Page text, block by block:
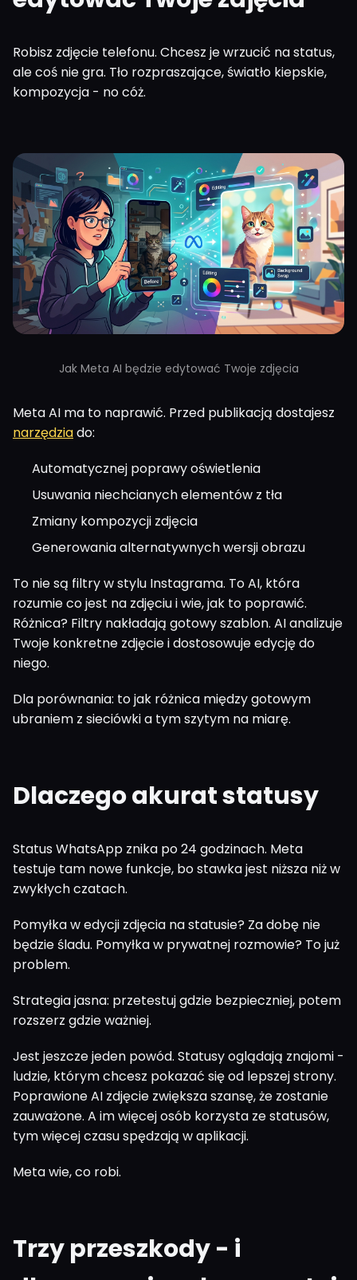
Robisz zdjęcie telefonu. Chcesz je wrzucić na status,
ale coś nie gra. Tło rozpraszające, światło kiepskie,
kompozycja - no cóż.
Jak Meta AI będzie edytować Twoje zdjęcia
Meta AI ma to naprawić. Przed publikacją dostajesz
narzędziado:
Automatycznej poprawy oświetlenia
Usuwania niechcianych elementów z tła
Zmiany kompozycji zdjęcia
Generowania alternatywnych wersji obrazu
To nie są filtry w stylu Instagrama. To AI, która
rozumie co jest na zdjęciu i wie, jak to poprawić.
Różnica? Filtry nakładają gotowy szablon. AI analizuje
Twoje konkretne zdjęcie i dostosowuje edycję do
niego.
Dla porównania: to jak różnica między gotowym
ubraniem z sieciówki a tym szytym na miarę.
Dlaczego akurat statusy
Status WhatsApp znika po 24 godzinach. Meta
testuje tam nowe funkcje, bo stawka jest niższa niż w
zwykłych czatach.
Pomyłka w edycji zdjęcia na statusie? Za dobę nie
będzie śladu. Pomyłka w prywatnej rozmowie? To już
problem.
Strategia jasna: przetestuj gdzie bezpieczniej, potem
rozszerz gdzie ważniej.
Jest jeszcze jeden powód. Statusy oglądają znajomi -
ludzie, którym chcesz pokazać się od lepszej strony.
Poprawione AI zdjęcie zwiększa szansę, że zostanie
zauważone. A im więcej osób korzysta ze statusów,
tym więcej czasu spędzają w aplikacji.
Meta wie, co robi.
Trzy przeszkody - i